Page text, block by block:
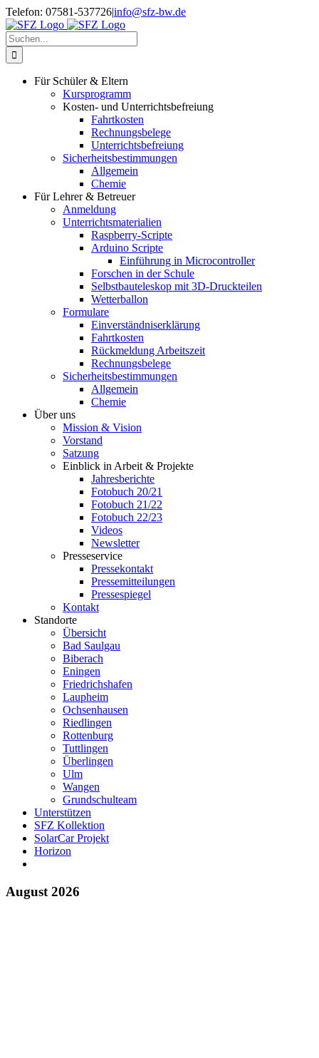
Zum
Inhalt
springen
Telefon: 07581-537726|info@sfz-bw.de
Suche
nach:
Für Schüler & Eltern
Kursprogramm
Kosten- und Unterrichtsbefreiung
Fahrtkosten
Rechnungsbelege
Unterrichtsbefreiung
Sicherheitsbestimmungen
Allgemein
Chemie
Für Lehrer & Betreuer
Anmeldung
Unterrichtsmaterialien
Raspberry-Scripte
Arduino Scripte
Einführung in Microcontroller
Forschen in der Schule
Selbstbauteleskop mit 3D-Druckteilen
Wetterballon
Formulare
Einverständniserklärung
Fahrtkosten
Rückmeldung Arbeitszeit
Rechnungsbelege
Sicherheitsbestimmungen
Allgemein
Chemie
Über uns
Mission & Vision
Vorstand
Satzung
Einblick in Arbeit & Projekte
Jahresberichte
Fotobuch 20/21
Fotobuch 21/22
Fotobuch 22/23
Videos
Newsletter
Presseservice
Pressekontakt
Pressemitteilungen
Pressespiegel
Kontakt
Standorte
Übersicht
Bad Saulgau
Biberach
Eningen
Friedrichshafen
Laupheim
Ochsenhausen
Riedlingen
Rottenburg
Tuttlingen
Überlingen
Ulm
Wangen
Grundschulteam
Unterstützen
SFZ Kollektion
SolarCar Projekt
Horizon
August 2026